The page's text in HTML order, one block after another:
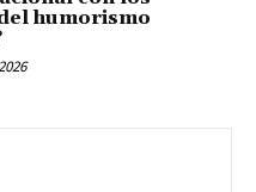
humorismo